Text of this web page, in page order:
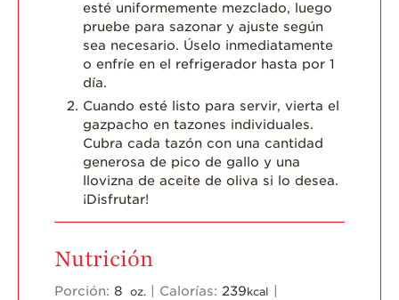
esté uniformemente mezclado, luego
pruebe para sazonar y ajuste según
sea necesario. Úselo inmediatamente
o enfríe en el refrigerador hasta por 1
día.
Cuando esté listo para servir, vierta el
gazpacho en tazones individuales.
Cubra cada tazón con una cantidad
generosa de pico de gallo y una
llovizna de aceite de oliva si lo desea.
¡Disfrutar!
Nutrición
Porción: 8 oz. Calorías: 239kcal